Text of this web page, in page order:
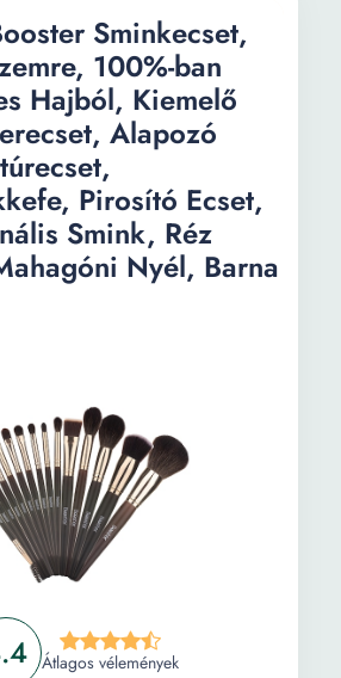
Átlagos vélemények
Sminkecset,
100%-ban
Hajból, Kiemelő
Alapozó
Pirosító Ecset,
Smink, Réz
Nyél, Barna